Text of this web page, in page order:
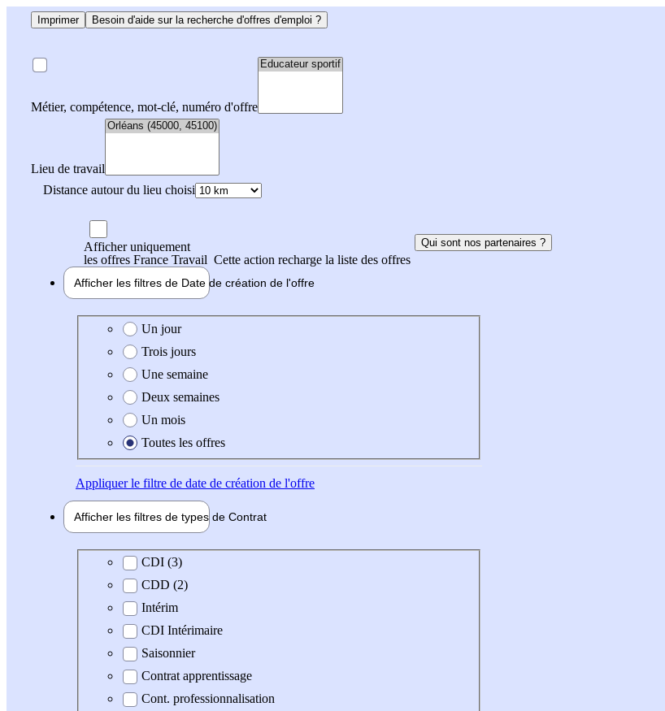
Imprimer Besoin d'aide sur la recherche d'offres d'emploi ?
Métier, compétence, mot-clé, numéro d'offre
Lieu de travail
Distance autour du lieu choisi
Afficher uniquement
les offres France Travail Cette action recharge la liste des offres
Qui sont nos partenaires ?
Afficher les filtres de Date de création de l'offre
Date de création de l'offre
Un jour
Trois jours
Une semaine
Deux semaines
Un mois
Toutes les offres
Appliquerle filtre de date de création de l'offre
Afficher les filtres de types de Contrat
Type de contrat
CDI (3)
CDD (2)
Intérim
CDI Intérimaire
Saisonnier
Contrat apprentissage
Cont. professionnalisation